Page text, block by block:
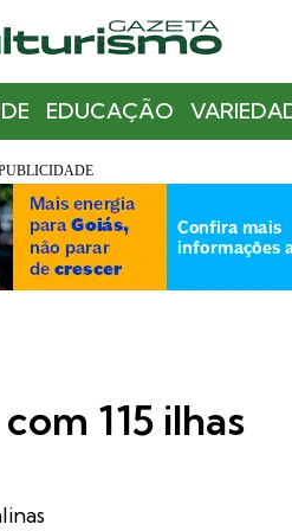
EDUCAÇÃO
115 ilhas